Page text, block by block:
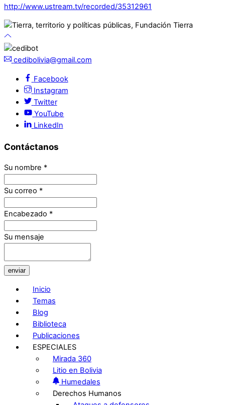
http://www.ustream.tv/recorded/35312961
cedibolivia@gmail.com
Facebook
Instagram
Twitter
YouTube
LinkedIn
Contáctanos
Su nombre *
Su correo *
Encabezado *
Su mensaje
enviar
Inicio
Temas
Blog
Biblioteca
Publicaciones
ESPECIALES
Mirada 360
Litio en Bolivia
Humedales
Derechos Humanos